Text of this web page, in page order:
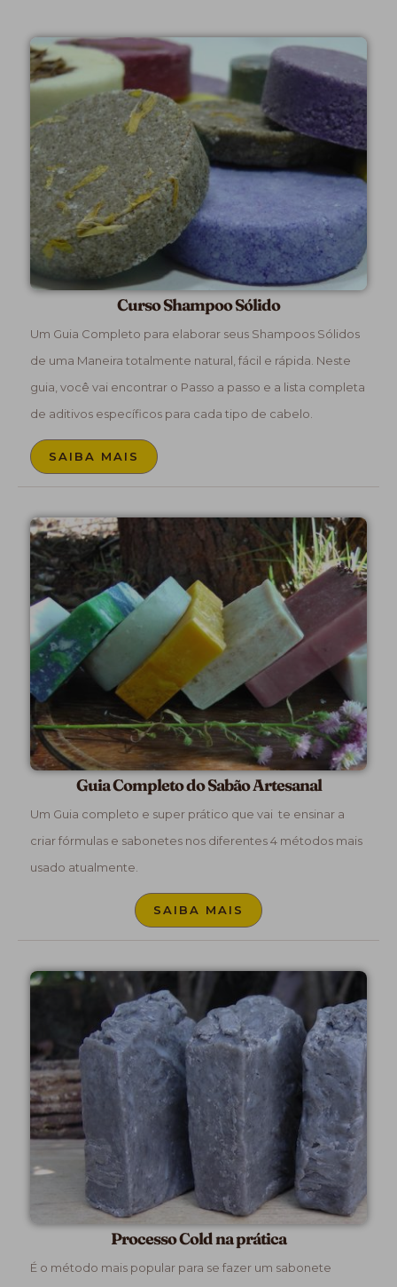
Curso Shampoo Sólido
Um Guia Completo para elaborar seus Shampoos Sólidos
de uma Maneira totalmente natural, fácil e rápida. Neste
guia, você vai encontrar o Passo a passo e a lista completa
de aditivos específicos para cada tipo de cabelo.
SAIBA MAIS
Guia Completo do Sabão Artesanal
Um Guia completo e super prático que vai te ensinar a
criar fórmulas e sabonetes nos diferentes 4 métodos mais
usado atualmente.
SAIBA MAIS
Processo Cold na prática
É o método mais popular para se fazer um sabonete